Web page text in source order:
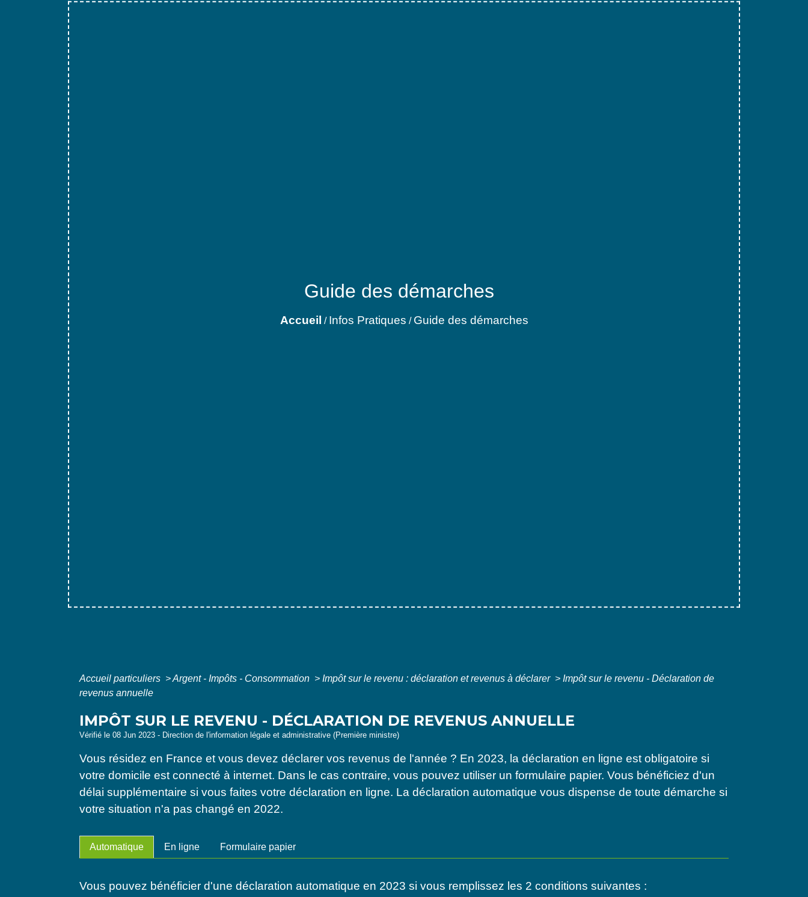
Guide des démarches
Accueil / Infos Pratiques / Guide des démarches
Accueil particuliers >Argent - Impôts - Consommation > Impôt sur le revenu : déclaration et revenus à déclarer > Impôt sur le revenu - Déclaration de
revenus annuelle
IMPÔT SUR LE REVENU - DÉCLARATION DE REVENUS ANNUELLE
Vérifié le 08 Jun 2023 - Direction de l'information légale et administrative (Première ministre)
Vous résidez en France et vous devez déclarer vos revenus de l'année ? En 2023, la déclaration en ligne est obligatoire si
votre domicile est connecté à internet. Dans le cas contraire, vous pouvez utiliser un formulaire papier. Vous bénéficiez d'un
délai supplémentaire si vous faites votre déclaration en ligne. La déclaration automatique vous dispense de toute démarche si
votre situation n'a pas changé en 2022.
Automatique En ligne Formulaire papier
Vous pouvez bénéficier d'une déclaration automatique en 2023 si vous remplissez les 2 conditions suivantes :